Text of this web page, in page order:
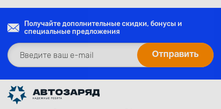
Получайте дополнительные скидки, бонусы и
специальные предложения